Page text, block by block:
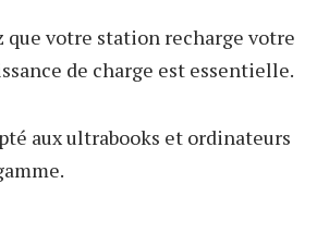
que votre station recharge votre
de charge est essentielle.
aux ultrabooks et ordinateurs